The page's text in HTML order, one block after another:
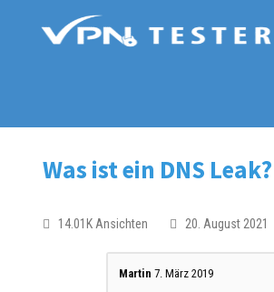
Was ist ein DNS Leak?
14.01K Ansichten 20. August 2021
Martin 7. März 2019